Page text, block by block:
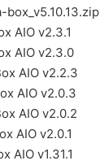
box_v5.10.13.zip
AIO v2.3.1
AIO v2.3.0
AIO v2.2.3
AIO v2.0.3
AIO v2.0.2
AIO v2.0.1
AIO v1.31.1